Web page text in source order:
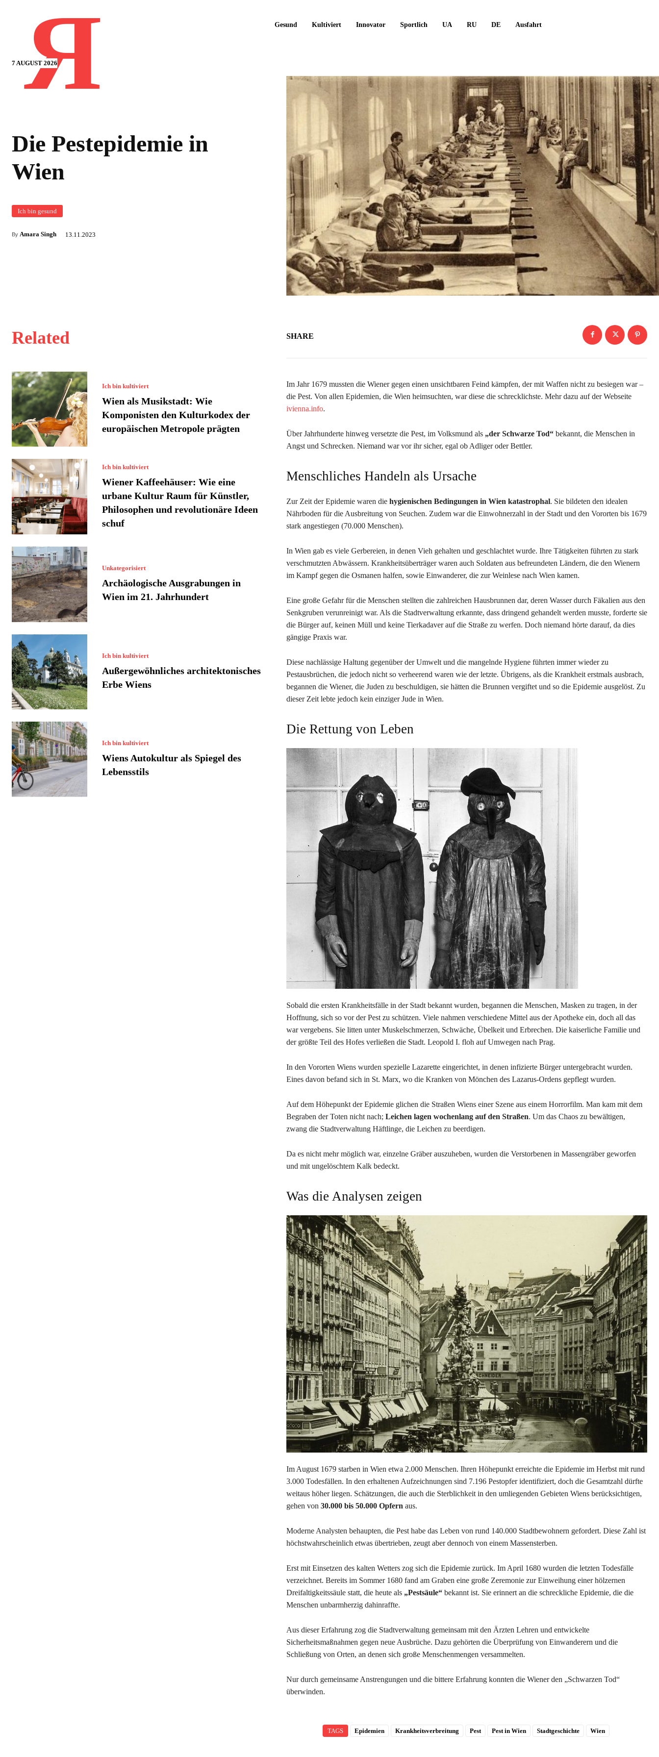
7 AUGUST 2026
Я Gesund Kultiviert Innovator Sportlich UA RU DE Ausfahrt
Die Pestepidemie in
Wien
Ich bin gesund
By Amara Singh 13.11.2023
Related
Ich bin kultiviert
Wien als Musikstadt: Wie
Komponisten den Kulturkodex der
europäischen Metropole prägten
Ich bin kultiviert
Wiener Kaffeehäuser: Wie eine
urbane Kultur Raum für Künstler,
Philosophen und revolutionäre Ideen
schuf
Unkategorisiert
Archäologische Ausgrabungen in
Wien im 21. Jahrhundert
Ich bin kultiviert
Außergewöhnliches architektonisches
Erbe Wiens
Ich bin kultiviert
Wiens Autokultur als Spiegel des
Lebensstils
SHARE
Im Jahr 1679 mussten die Wiener gegen einen unsichtbaren Feind kämpfen, der mit Waffen nicht zu besiegen war –
die Pest. Von allen Epidemien, die Wien heimsuchten, war diese die schrecklichste. Mehr dazu auf der Webseite
ivienna.info.
Über Jahrhunderte hinweg versetzte die Pest, im Volksmund als „der Schwarze Tod“ bekannt, die Menschen in
Angst und Schrecken. Niemand war vor ihr sicher, egal ob Adliger oder Bettler.
Menschliches Handeln als Ursache
Zur Zeit der Epidemie waren die hygienischen Bedingungen in Wien katastrophal. Sie bildeten den idealen
Nährboden für die Ausbreitung von Seuchen. Zudem war die Einwohnerzahl in der Stadt und den Vororten bis 1679
stark angestiegen (70.000 Menschen).
In Wien gab es viele Gerbereien, in denen Vieh gehalten und geschlachtet wurde. Ihre Tätigkeiten führten zu stark
verschmutzten Abwässern. Krankheitsüberträger waren auch Soldaten aus befreundeten Ländern, die den Wienern
im Kampf gegen die Osmanen halfen, sowie Einwanderer, die zur Weinlese nach Wien kamen.
Eine große Gefahr für die Menschen stellten die zahlreichen Hausbrunnen dar, deren Wasser durch Fäkalien aus den
Senkgruben verunreinigt war. Als die Stadtverwaltung erkannte, dass dringend gehandelt werden musste, forderte sie
die Bürger auf, keinen Müll und keine Tierkadaver auf die Straße zu werfen. Doch niemand hörte darauf, da dies
gängige Praxis war.
Diese nachlässige Haltung gegenüber der Umwelt und die mangelnde Hygiene führten immer wieder zu
Pestausbrüchen, die jedoch nicht so verheerend waren wie der letzte. Übrigens, als die Krankheit erstmals ausbrach,
begannen die Wiener, die Juden zu beschuldigen, sie hätten die Brunnen vergiftet und so die Epidemie ausgelöst. Zu
dieser Zeit lebte jedoch kein einziger Jude in Wien.
Die Rettung von Leben
Sobald die ersten Krankheitsfälle in der Stadt bekannt wurden, begannen die Menschen, Masken zu tragen, in der
Hoffnung, sich so vor der Pest zu schützen. Viele nahmen verschiedene Mittel aus der Apotheke ein, doch all das
war vergebens. Sie litten unter Muskelschmerzen, Schwäche, Übelkeit und Erbrechen. Die kaiserliche Familie und
der größte Teil des Hofes verließen die Stadt. Leopold I. floh auf Umwegen nach Prag.
In den Vororten Wiens wurden spezielle Lazarette eingerichtet, in denen infizierte Bürger untergebracht wurden.
Eines davon befand sich in St. Marx, wo die Kranken von Mönchen des Lazarus-Ordens gepflegt wurden.
Auf dem Höhepunkt der Epidemie glichen die Straßen Wiens einer Szene aus einem Horrorfilm. Man kam mit dem
Begraben der Toten nicht nach; Leichen lagen wochenlang auf den Straßen. Um das Chaos zu bewältigen,
zwang die Stadtverwaltung Häftlinge, die Leichen zu beerdigen.
Da es nicht mehr möglich war, einzelne Gräber auszuheben, wurden die Verstorbenen in Massengräber geworfen
und mit ungelöschtem Kalk bedeckt.
Was die Analysen zeigen
Im August 1679 starben in Wien etwa 2.000 Menschen. Ihren Höhepunkt erreichte die Epidemie im Herbst mit rund
3.000 Todesfällen. In den erhaltenen Aufzeichnungen sind 7.196 Pestopfer identifiziert, doch die Gesamtzahl dürfte
weitaus höher liegen. Schätzungen, die auch die Sterblichkeit in den umliegenden Gebieten Wiens berücksichtigen,
gehen von 30.000 bis 50.000 Opfern aus.
Moderne Analysten behaupten, die Pest habe das Leben von rund 140.000 Stadtbewohnern gefordert. Diese Zahl ist
höchstwahrscheinlich etwas übertrieben, zeugt aber dennoch von einem Massensterben.
Erst mit Einsetzen des kalten Wetters zog sich die Epidemie zurück. Im April 1680 wurden die letzten Todesfälle
verzeichnet. Bereits im Sommer 1680 fand am Graben eine große Zeremonie zur Einweihung einer hölzernen
Dreifaltigkeitssäule statt, die heute als „Pestsäule“ bekannt ist. Sie erinnert an die schreckliche Epidemie, die die
Menschen unbarmherzig dahinraffte.
Aus dieser Erfahrung zog die Stadtverwaltung gemeinsam mit den Ärzten Lehren und entwickelte
Sicherheitsmaßnahmen gegen neue Ausbrüche. Dazu gehörten die Überprüfung von Einwanderern und die
Schließung von Orten, an denen sich große Menschenmengen versammelten.
Nur durch gemeinsame Anstrengungen und die bittere Erfahrung konnten die Wiener den „Schwarzen Tod“
überwinden.
TAGS Epidemien Krankheitsverbreitung Pest Pest in Wien Stadtgeschichte Wien